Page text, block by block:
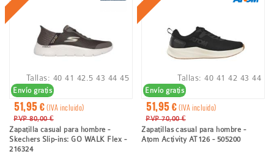
Envío gratis
51,95 €(IVA incluido)
PVP 80,00 €
Zapatilla casual para hombre -
Skechers Slip-ins: GO WALK Flex -
216324
Tallas: 40 41 42.5 43 44 45
Envío gratis
51,95 €(IVA incluido)
PVP 70,00 €
Zapatillas casual para hombre -
Atom Activity AT126 - 505200
Tallas:40 41 42 43 44